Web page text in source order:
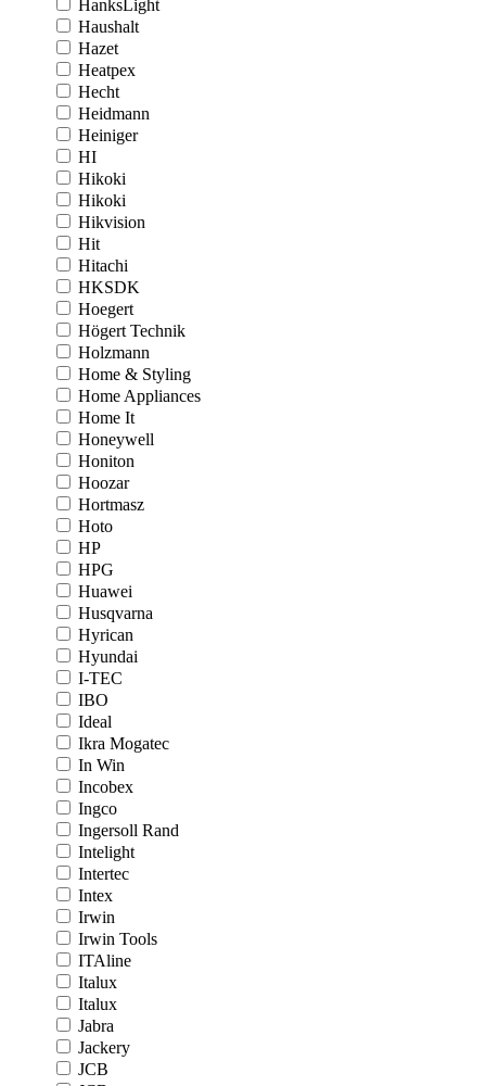
HanksLight
Haushalt
Hazet
Heatpex
Hecht
Heidmann
Heiniger
HI
Hikoki
Hikoki
Hikvision
Hit
Hitachi
HKSDK
Hoegert
Högert Technik
Holzmann
Home & Styling
Home Appliances
Home It
Honeywell
Honiton
Hoozar
Hortmasz
Hoto
HP
HPG
Huawei
Husqvarna
Hyrican
Hyundai
I-TEC
IBO
Ideal
Ikra Mogatec
In Win
Incobex
Ingco
Ingersoll Rand
Intelight
Intertec
Intex
Irwin
Irwin Tools
ITAline
Italux
Italux
Jabra
Jackery
JCB